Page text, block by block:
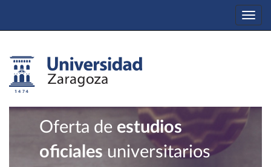
Oferta de estudios
oficiales universitarios